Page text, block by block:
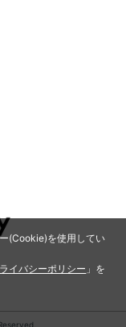
(Cookie)を使用してい
イバシーポリシー 」を